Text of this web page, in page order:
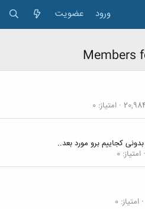
ورود عضویت
Members
امتیاز 0
بدونی کجاییم برو مورد بعد..
امتیاز 0
امتیاز 0